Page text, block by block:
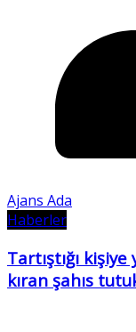
Ajans Ada
Haberler
Tartıştığı
kıran şahıs